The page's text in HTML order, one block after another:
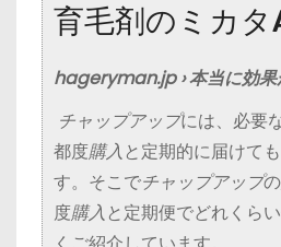
育毛剤のミカタ
hageryman.jp › 本当に効果
チャップアップには、必要
都度購入 と定期的に届けて
す。そこでチャップアップの
度購入 と定期便でどれくら